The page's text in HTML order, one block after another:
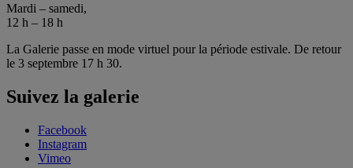
Mardi – samedi,
12 h – 18 h
La Galerie passe en mode virtuel pour la période estivale. De retour
le 3 septembre 17 h 30.
Suivez la galerie
Facebook
Instagram
Vimeo